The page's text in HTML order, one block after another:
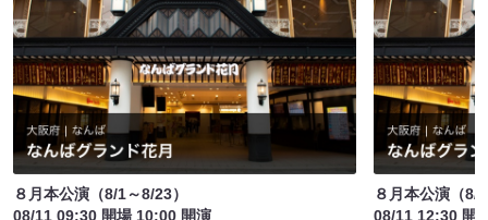
８月本公演（8/1～8/23）
08/11 09:30 開場 10:00 開演
８月本公演（8/
08/11 12:30 開